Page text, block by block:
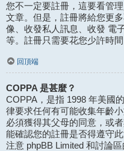
您不一定要註冊，這要看管
文章。但是，註冊將給您更
像、收發私人訊息、收發 電
等。註冊只需要花您少許時間
回頂端
COPPA 是甚麼？
COPPA，是指 1998 年美國
律要求任何有可能收集年齡
必須獲得其父母的同意，或
能確認您的註冊是否得遵守
注意 phpBB Limited 和討論